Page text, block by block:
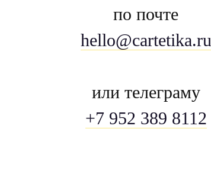
по почте
hello@cartetika.ru
или телеграму
+7 952 389 8112